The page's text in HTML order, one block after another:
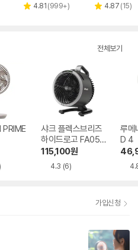
별 4.81 리
(999+)
페이
별 4.87 리
(15)
전체보기
PRIME
샤크 플렉스브리즈
하이드로고 FA050
KR
115,100원
4.3 (6)
루메
D 4
가입신청